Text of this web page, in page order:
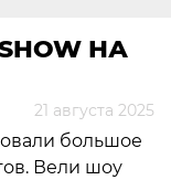
НА
21 августа 2025
большое
Вели шоу